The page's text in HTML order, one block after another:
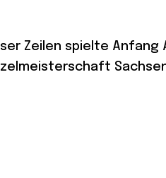
Zeilen spielte Anfang